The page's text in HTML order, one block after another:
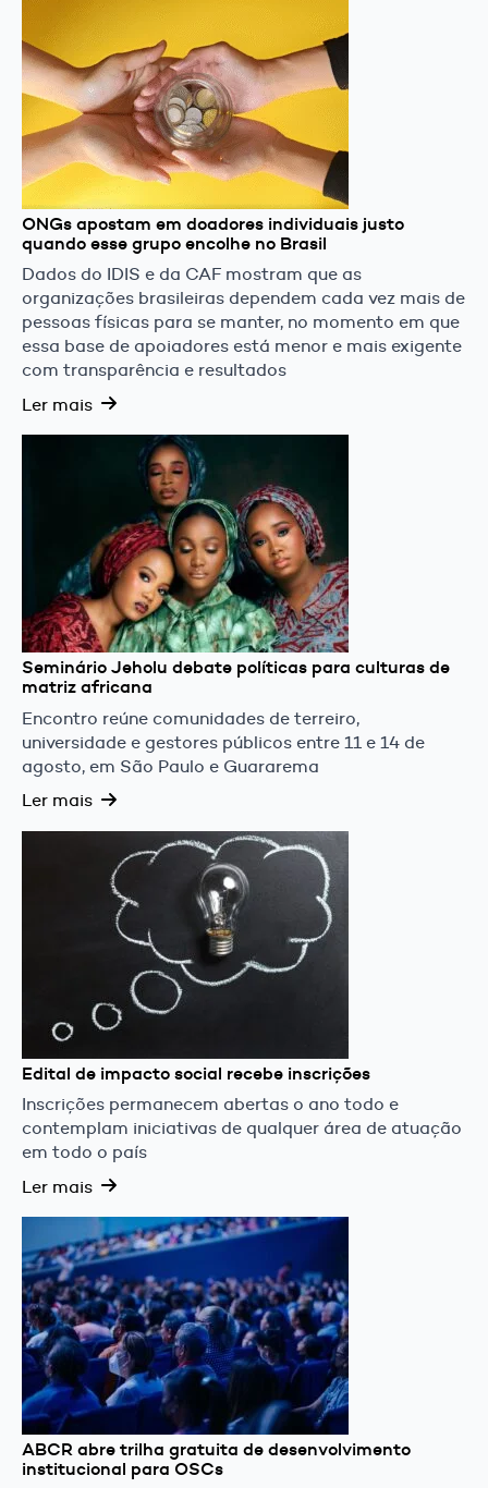
ONGs apostam em doadores individuais justo
quando esse grupo encolhe no Brasil
Dados do IDIS e da CAF mostram que as
organizações brasileiras dependem cada vez mais de
pessoas físicas para se manter, no momento em que
essa base de apoiadores está menor e mais exigente
com transparência e resultados
Ler mais
Seminário Jeholu debate políticas para culturas de
matriz africana
Encontro reúne comunidades de terreiro,
universidade e gestores públicos entre 11 e 14 de
agosto, em São Paulo e Guararema
Ler mais
Edital de impacto social recebe inscrições
Inscrições permanecem abertas o ano todo e
contemplam iniciativas de qualquer área de atuação
em todo o país
Ler mais
ABCR abre trilha gratuita de desenvolvimento
institucional para OSCs